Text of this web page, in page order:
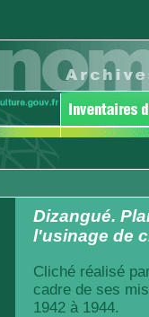
Dizangué.
l'usinage de
Cliché réalisé
cadre de ses
1942 à 1944.